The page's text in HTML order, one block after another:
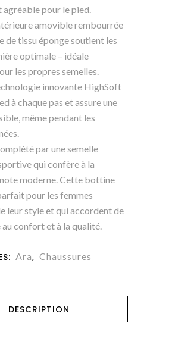
pour le pied.
amovible rembourrée
de tissu éponge soutient les
optimale – idéale
les propres semelles.
innovante HighSoft
à chaque pas et assure une
même pendant les
par une semelle
qui confère à la
moderne. Cette bottine
pour les femmes
leur style et qui accordent de
au confort et à la qualité.
Ara, Chaussures
DESCRIPTION